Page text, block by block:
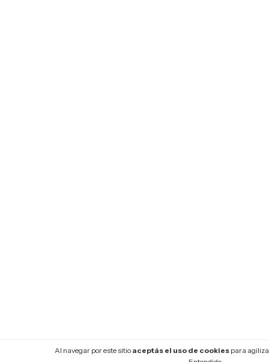
Al navegar por este sitio aceptás el uso de cookiespara